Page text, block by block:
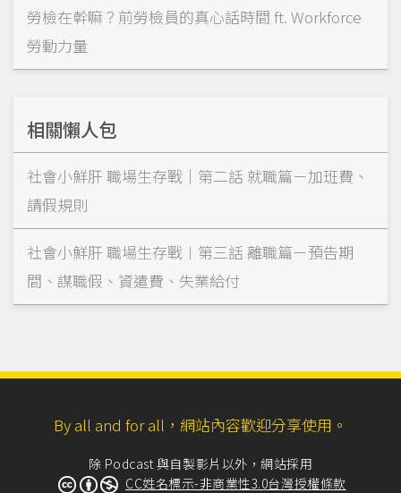
勞檢在幹嘛？前勞檢員的真心話時間 ft. Workforce
勞動力量
相關懶人包
社會小鮮肝 職場生存戰｜第二話 就職篇－加班費、
請假規則
社會小鮮肝 職場生存戰︱第三話 離職篇－預告期
間、謀職假、資遣費、失業給付
By all and for all，網站內容歡迎分享使用。
除 Podcast 與自製影片以外，網站採用
CC姓名標示-非商業性3.0台灣授權條款